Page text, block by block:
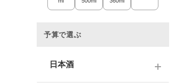
予算で選ぶ
日本酒